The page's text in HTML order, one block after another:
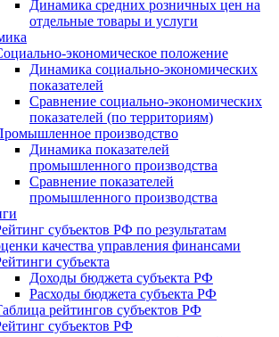
Динамика средних розничных цен на
отдельные товары и услуги
экономическое положение
Динамика социально-экономических
показателей
Сравнение социально-экономических
показателей (по территориям)
производство
Динамика показателей
промышленного производства
Сравнение показателей
промышленного производства
субъектов РФ по результатам
качества управления финансами
субъекта
Доходы бюджета субъекта РФ
Расходы бюджета субъекта РФ
рейтингов субъектов РФ
субъектов РФ